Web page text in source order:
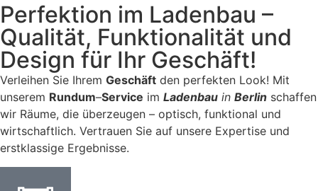
Perfektion im Ladenbau –
Qualität, Funktionalität und
Design für Ihr Geschäft!
Verleihen Sie Ihrem Geschäft den perfekten Look! Mit
unserem Rundum–Service im Ladenbau in Berlin schaffen
wir Räume, die überzeugen – optisch, funktional und
wirtschaftlich. Vertrauen Sie auf unsere Expertise und
erstklassige Ergebnisse.